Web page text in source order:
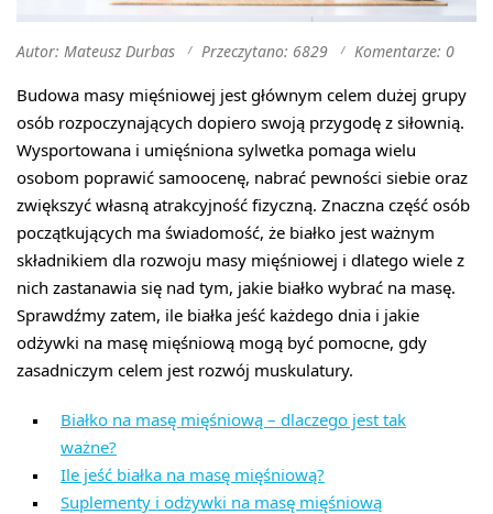
Autor: Mateusz Durbas Przeczytano: 6829 Komentarze: 0
Budowa masy mięśniowej jest głównym celem dużej grupy
osób rozpoczynających dopiero swoją przygodę z siłownią.
Wysportowana i umięśniona sylwetka pomaga wielu
osobom poprawić samoocenę, nabrać pewności siebie oraz
zwiększyć własną atrakcyjność fizyczną. Znaczna część osób
początkujących ma świadomość, że białko jest ważnym
składnikiem dla rozwoju masy mięśniowej i dlatego wiele z
nich zastanawia się nad tym, jakie białko wybrać na masę.
Sprawdźmy zatem, ile białka jeść każdego dnia i jakie
odżywki na masę mięśniową mogą być pomocne, gdy
zasadniczym celem jest rozwój muskulatury.
Białko na masę mięśniową – dlaczego jest tak
ważne?
Ile jeść białka na masę mięśniową?
Suplementy i odżywki na masę mięśniową